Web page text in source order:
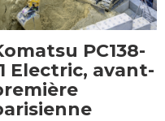
PC138-
Electric, avant-